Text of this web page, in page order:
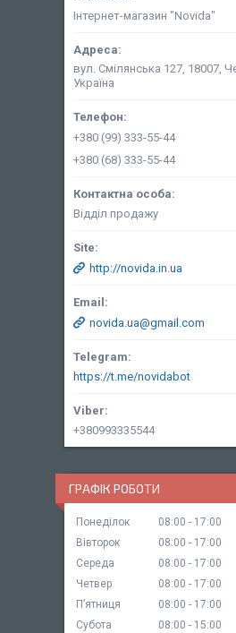
Інтернет-магазин "Novida"
вул. Смілянська 127, 18007,
Україна
+380 (99) 333-55-44
+380 (68) 333-55-44
Відділ продажу
http://novida.in.ua
novida.ua@gmail.com
https://t.me/novidabot
+380993335544
ГРАФІК РОБОТИ
Понеділок 08:00
17:00
Вівторок
08:00
17:00
Середа
08:00
17:00
Четвер
08:00
17:00
Пʼятниця
08:00
17:00
Субота
08:00
15:00